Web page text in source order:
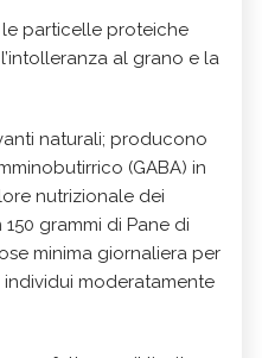
particelle proteiche
al grano e la
naturali; producono
(GABA) in
nutrizionale dei
grammi di Pane di
minima giornaliera per
individui moderatamente